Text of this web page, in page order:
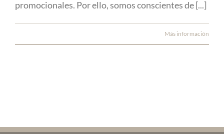
promocionales. Por ello, somos conscientes de [...]
Más información